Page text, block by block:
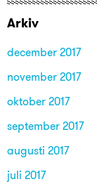
Arkiv
december 2017
november 2017
oktober 2017
september 2017
augusti 2017
juli 2017